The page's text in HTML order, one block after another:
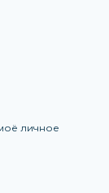
личное